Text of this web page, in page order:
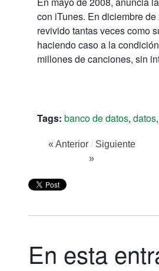
con iTunes. En diciembre
revivido tantas veces como
haciendo caso a la
millones de canciones, sin
Tags: banco de datos, datos,
« Anterior / Siguiente
»
En esta